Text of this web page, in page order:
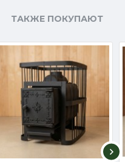
ТАКЖЕ ПОКУПАЮТ